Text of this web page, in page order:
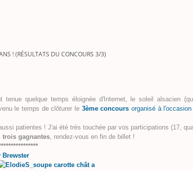
! (RÉSULTATS DU CONCOURS 3/3)
quelque temps éloignée d'Internet, le soleil alsacien
le temps de clôturer le 3ème concours organisé à
patientes ! J'ai été très touchée par vos participations (17,
trois gagnantes, rendez-vous en fin de billet !